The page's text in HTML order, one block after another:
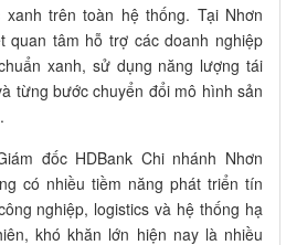
trên toàn hệ thống. Tại Nhơn
quan tâm hỗ trợ các doanh nghiệp
xanh, sử dụng năng lượng tái
từng bước chuyển đổi mô hình sản
đốc HDBank Chi nhánh Nhơn
có nhiều tiềm năng phát triển tín
nghiệp, logistics và hệ thống hạ
khó khăn lớn hiện nay là nhiều